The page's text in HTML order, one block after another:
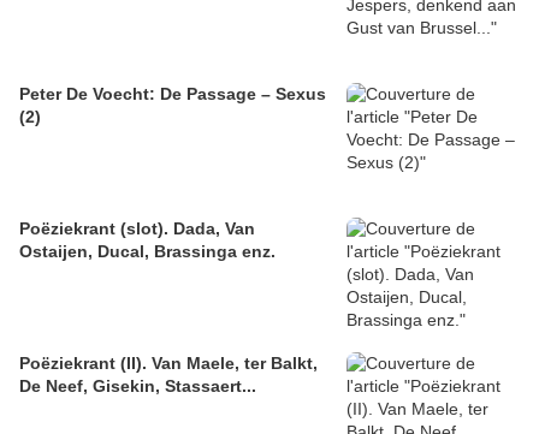
Peter De Voecht: De Passage – Sexus
(2)
Poëziekrant (slot). Dada, Van
Ostaijen, Ducal, Brassinga enz.
Poëziekrant (II). Van Maele, ter Balkt,
De Neef, Gisekin, Stassaert...